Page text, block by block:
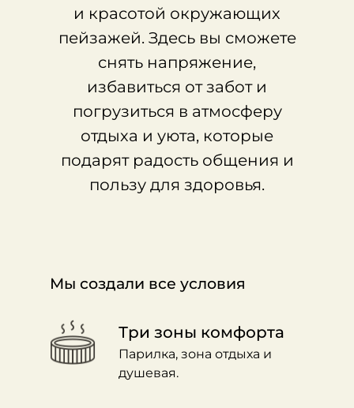
и красотой окружающих
пейзажей. Здесь вы сможете
снять напряжение,
избавиться от забот и
погрузиться в атмосферу
отдыха и уюта, которые
подарят радость общения и
пользу для здоровья.
Мы создали все условия
Три зоны комфорта
Парилка, зона отдыха и
душевая.